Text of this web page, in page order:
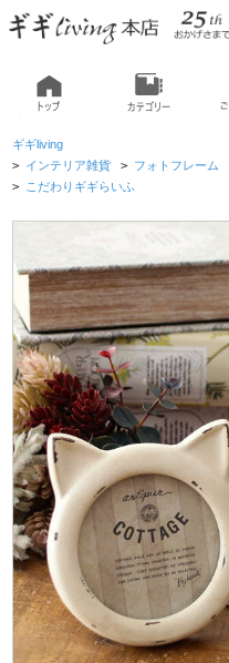
ギギliving
> インテリア雑貨 > フォトフレーム
> こだわりギギらいふ